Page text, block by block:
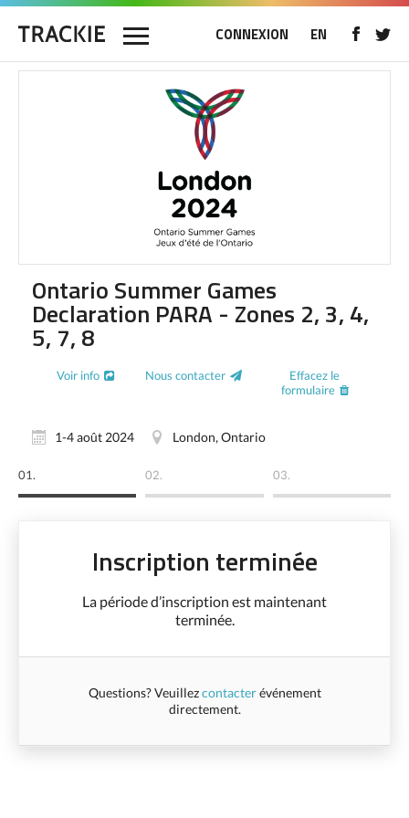
CONNEXION EN
Ontario Summer Games
Declaration PARA - Zones 2, 3, 4,
5, 7, 8
Voir info Nous contacter
Effacez le
formulaire
1-4 août 2024 London, Ontario
01. 02. 03.
Inscription terminée
La période d’inscription est maintenant
terminée.
Questions? Veuillezcontacterévénement
directement.